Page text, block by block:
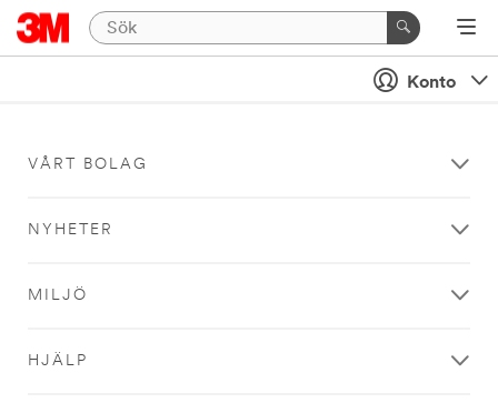
Konto
VÅRT BOLAG
NYHETER
MILJÖ
HJÄLP